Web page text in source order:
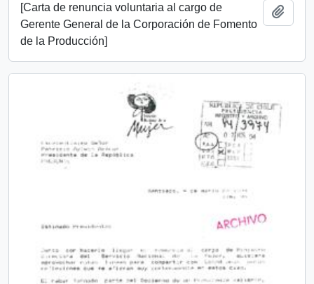
[Carta de renuncia voluntaria al cargo de
Gerente General de la Corporación de Fomento
de la Producción]